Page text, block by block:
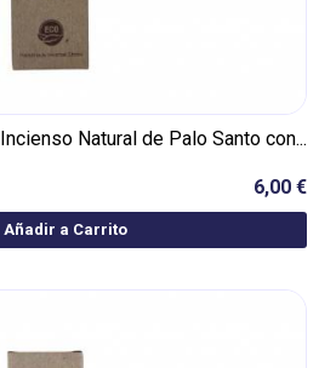
Incienso Natural de Palo Santo con...
6,00 €
Añadir a Carrito